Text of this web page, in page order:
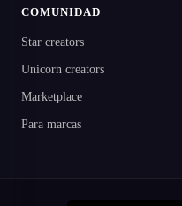
COMUNIDAD
Star creators
Unicorn creators
Marketplace
Para marcas